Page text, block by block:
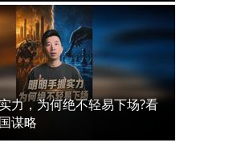
力，为何绝不轻易下场?看
谋略